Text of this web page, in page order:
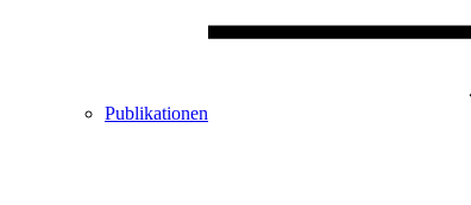
Publikationen